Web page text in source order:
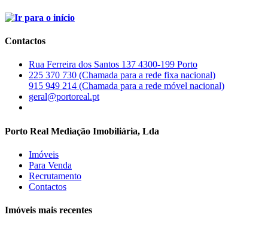
Contactos
Rua Ferreira dos Santos 137 4300-199 Porto
225 370 730 (Chamada para a rede fixa nacional)
915 949 214 (Chamada para a rede móvel nacional)
geral@portoreal.pt
Porto Real Mediação Imobiliária, Lda
Imóveis
Para Venda
Recrutamento
Contactos
Imóveis mais recentes